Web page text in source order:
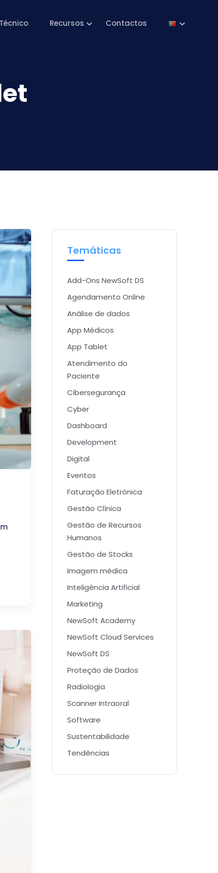
Recursos Contactos
Temáticas
Add-Ons NewSoft DS
Agendamento Online
Análise de dados
App Médicos
App Tablet
Atendimento do
Paciente
Cibersegurança
Cyber
Dashboard
Development
Digital
Eventos
Faturação Eletrónica
Gestão Clínica
Gestão de Recursos
Humanos
Gestão de Stocks
Imagem médica
Inteligência Artificial
Marketing
NewSoft Academy
NewSoft Cloud Services
NewSoft DS
Proteção de Dados
Radiologia
Scanner Intraoral
Software
Sustentabilidade
Tendências